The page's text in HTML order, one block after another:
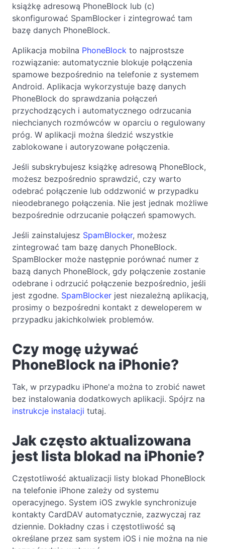
książkę adresową PhoneBlock lub (c)
skonfigurować SpamBlocker i zintegrować tam
bazę danych PhoneBlock.
Aplikacja mobilna PhoneBlock to najprostsze
rozwiązanie: automatycznie blokuje połączenia
spamowe bezpośrednio na telefonie z systemem
Android. Aplikacja wykorzystuje bazę danych
PhoneBlock do sprawdzania połączeń
przychodzących i automatycznego odrzucania
niechcianych rozmówców w oparciu o regulowany
próg. W aplikacji można śledzić wszystkie
zablokowane i autoryzowane połączenia.
Jeśli subskrybujesz książkę adresową PhoneBlock,
możesz bezpośrednio sprawdzić, czy warto
odebrać połączenie lub oddzwonić w przypadku
nieodebranego połączenia. Nie jest jednak możliwe
bezpośrednie odrzucanie połączeń spamowych.
Jeśli zainstalujesz SpamBlocker, możesz
zintegrować tam bazę danych PhoneBlock.
SpamBlocker może następnie porównać numer z
bazą danych PhoneBlock, gdy połączenie zostanie
odebrane i odrzucić połączenie bezpośrednio, jeśli
jest zgodne. SpamBlocker jest niezależną aplikacją,
prosimy o bezpośredni kontakt z deweloperem w
przypadku jakichkolwiek problemów.
Czy mogę używać
PhoneBlock na iPhonie?
Tak, w przypadku iPhone'a można to zrobić nawet
bez instalowania dodatkowych aplikacji. Spójrz na
instrukcje instalacji tutaj.
Jak często aktualizowana
jest lista blokad na iPhonie?
Częstotliwość aktualizacji listy blokad PhoneBlock
na telefonie iPhone zależy od systemu
operacyjnego. System iOS zwykle synchronizuje
kontakty CardDAV automatycznie, zazwyczaj raz
dziennie. Dokładny czas i częstotliwość są
określane przez sam system iOS i nie można na nie